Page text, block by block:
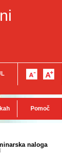
Pomoč
naloga